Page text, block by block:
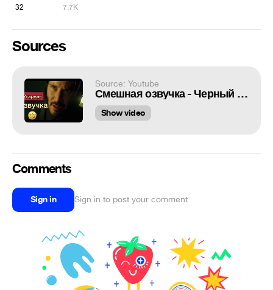
32 7.7K
Sources
Source: Youtube
Смешная озвучка - Черный юмор Bad Kings [озвучка] переозвучка ДЖОН УИК Сверхъестественное
Show video
Comments
Sign in Sign in to post your comment